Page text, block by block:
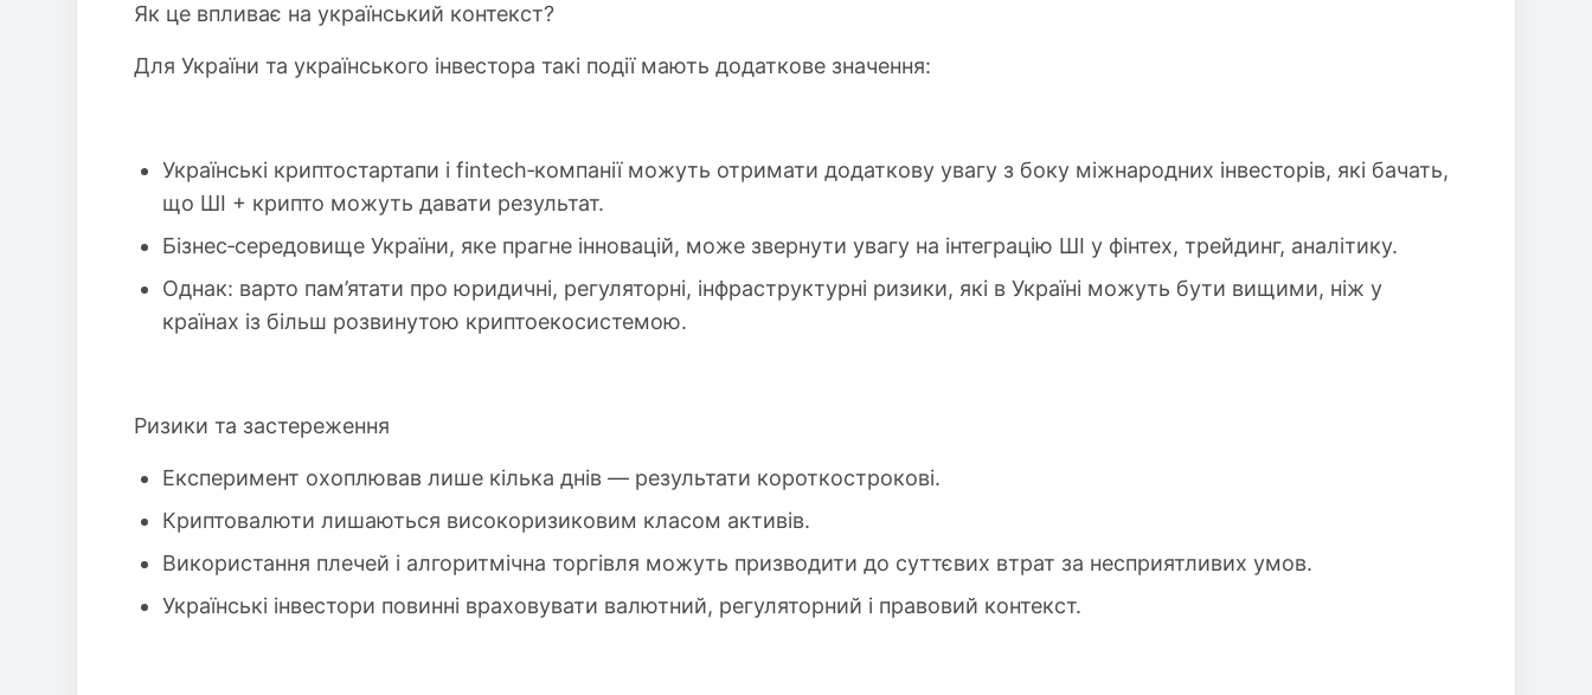
Як це впливає на український контекст?
Для України та українського інвестора такі події мають додаткове значення:
Українські криптостартапи і fintech‑компанії можуть отримати додаткову увагу з боку міжнародних інвесторів, які бачать,
що ШІ + крипто можуть давати результат.
Бізнес‑середовище України, яке прагне інновацій, може звернути увагу на інтеграцію ШІ у фінтех, трейдинг, аналітику.
Однак: варто пам’ятати про юридичні, регуляторні, інфраструктурні ризики, які в Україні можуть бути вищими, ніж у
країнах із більш розвинутою криптоекосистемою.
Ризики та застереження
Експеримент охоплював лише кілька днів — результати короткострокові.
Криптовалюти лишаються високоризиковим класом активів.
Використання плечей і алгоритмічна торгівля можуть призводити до суттєвих втрат за несприятливих умов.
Українські інвестори повинні враховувати валютний, регуляторний і правовий контекст.